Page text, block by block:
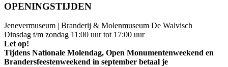
OPENINGSTIJDEN
Jenevermuseum | Branderij & Molenmuseum De Walvisch
Dinsdag t/m zondag 11:00 uur tot 17:00 uur
Let op!
Tijdens Nationale Molendag, Open Monumentenweekend en
Brandersfeestenweekend in september betaal je